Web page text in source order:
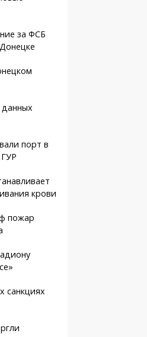
за ФСБ
порт в
крови
пожар
санкциях